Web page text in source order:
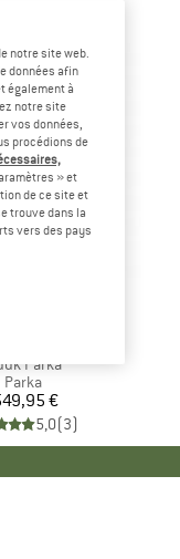
Parka
Product group
Parka
Prix€
5,0(3)
notre site web.
données afin
également à
notre site
vos données,
procédions de
» et
de ce site et
trouve dans la
vers des pays